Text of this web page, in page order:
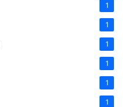
1
1
1
1
1
1